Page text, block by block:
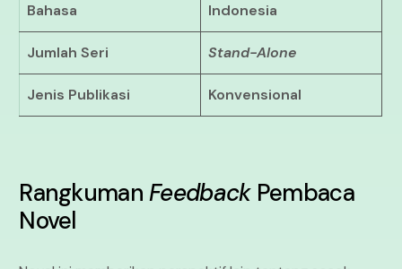
Bahasa Indonesia
Jumlah Seri Stand-Alone
Jenis Publikasi Konvensional
RangkumanFeedback Pembaca
Novel